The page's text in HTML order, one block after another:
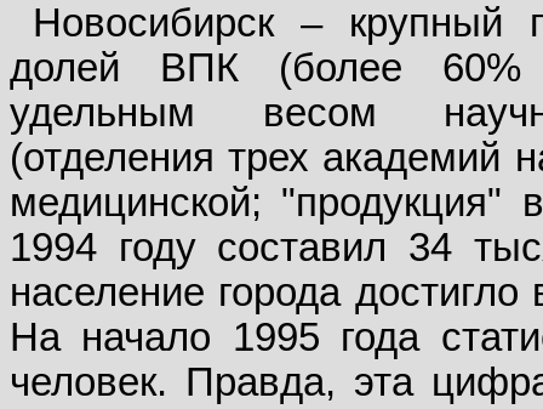
Новосибирск – крупный
долей ВПК (более 60%
удельным весом
(отделения трех академий
медицинской; "продукция"
1994 году составил 34
население города
На начало 1995 года
человек. Правда, эта